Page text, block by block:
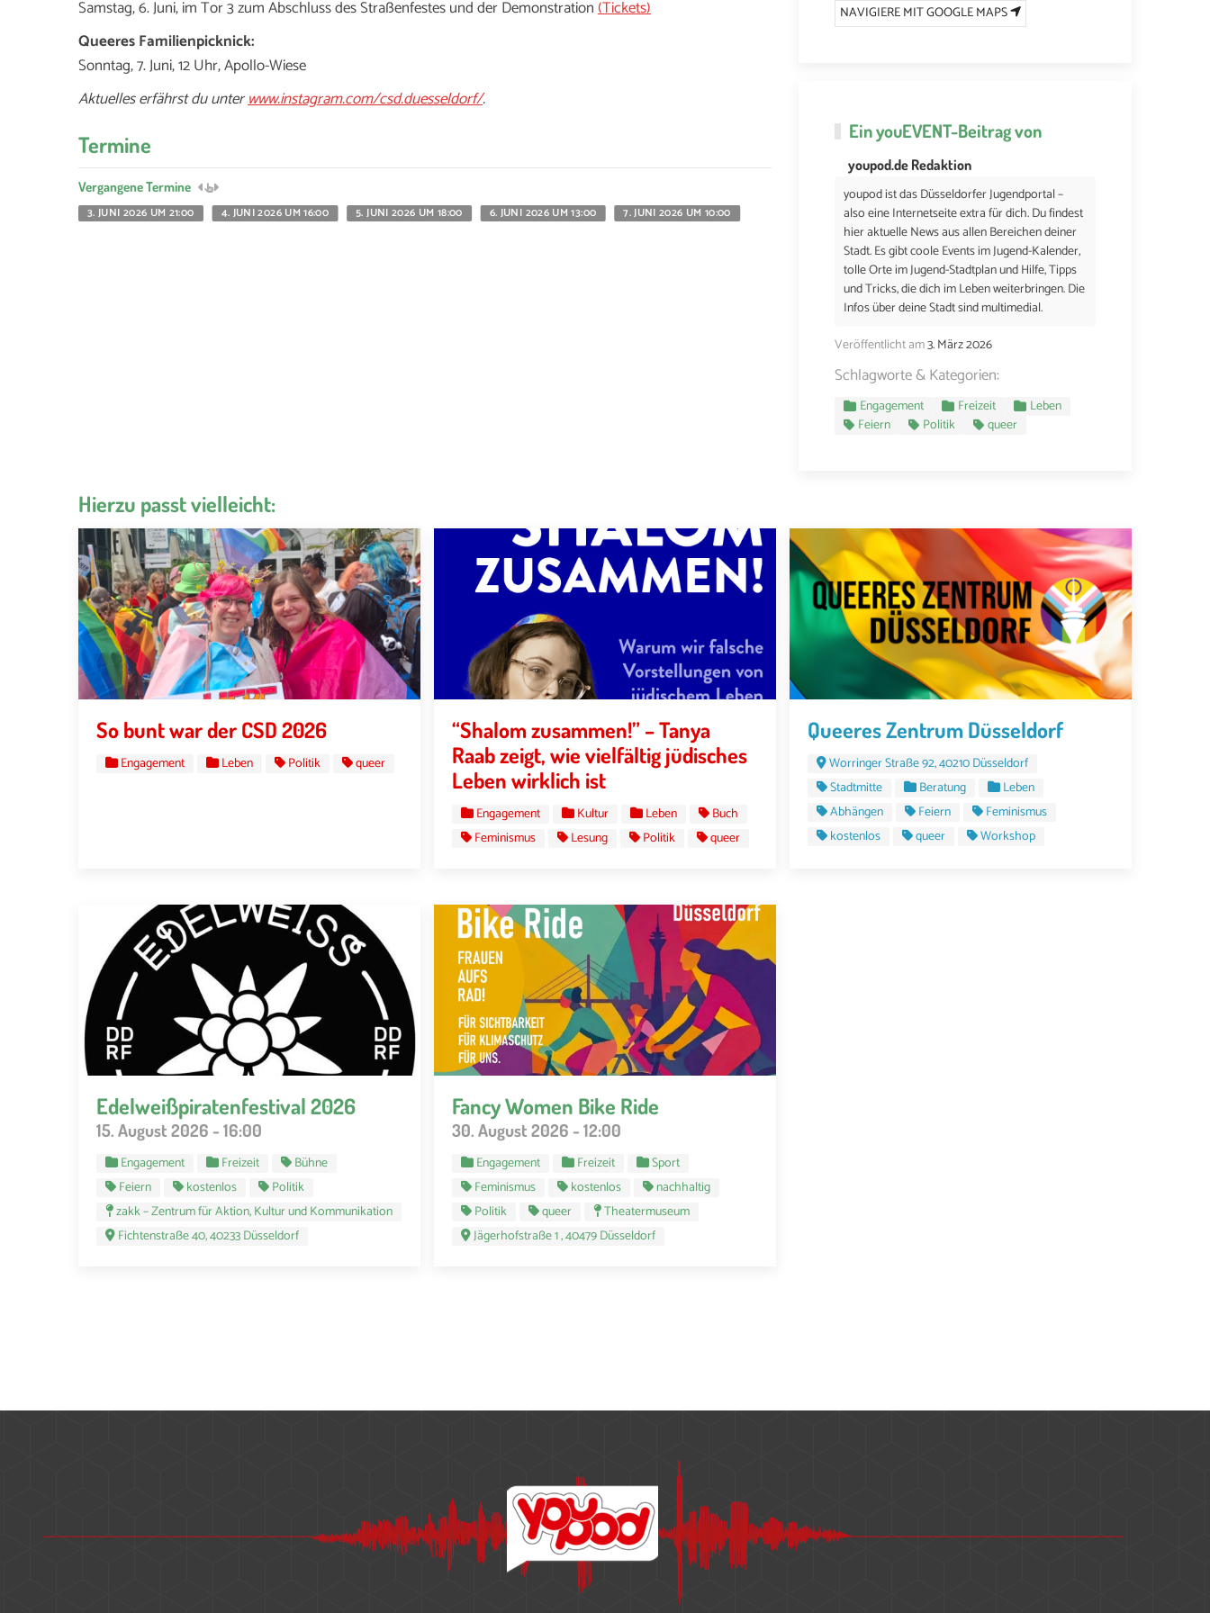
Samstag, 6. Juni, im Tor 3 zum Abschluss des Straßenfestes und der Demonstration(Tickets)
Queeres Familienpicknick:
Sonntag, 7. Juni, 12 Uhr, Apollo-Wiese
Aktuelles erfährst du unterwww.instagram.com/csd.duesseldorf/.
Termine
Vergangene Termine
3. JUNI 2026 UM 21:00
4. JUNI 2026 UM 16:00 5. JUNI 2026 UM 18:00 6. JUNI 2026 UM 13:00 7. JUNI 2026 UM 10:00
NAVIGIERE MIT GOOGLE MAPS
EinyouEVENT-Beitrag von
youpod.de Redaktion
youpod ist das Düsseldorfer Jugendportal –
also eine Internetseite extra für dich. Du findest
hier aktuelle News aus allen Bereichen deiner
Stadt. Es gibt coole Events im Jugend-Kalender,
tolle Orte im Jugend-Stadtplan und Hilfe, Tipps
und Tricks, die dich im Leben weiterbringen. Die
Infos über deine Stadt sind multimedial.
Veröffentlicht am3. März 2026
Schlagworte & Kategorien:
Engagement Freizeit
Leben
Feiern
Politik queer
Hierzu passt vielleicht:
So bunt war der CSD 2026
Engagement Leben Politik queer
“Shalom zusammen!” – Tanya
Raab zeigt, wie vielfältig jüdisches
Leben wirklich ist
Engagement Kultur Leben
Buch
Feminismus
Lesung Politik queer
Queeres Zentrum Düsseldorf
Worringer Straße 92, 40210 Düsseldorf
Stadtmitte
Beratung
Leben
Abhängen
Feiern
Feminismus
kostenlos
queer Workshop
Edelweißpiratenfestival 2026
15. August 2026 - 16:00
Engagement Freizeit
Bühne
Feiern
kostenlos
Politik
zakk – Zentrum für Aktion, Kultur und Kommunikation
Fichtenstraße 40, 40233 Düsseldorf
Fancy Women Bike Ride
30. August 2026 - 12:00
Engagement Freizeit
Sport
Feminismus
kostenlos
nachhaltig
Politik
queer
Theatermuseum
Jägerhofstraße 1 , 40479 Düsseldorf